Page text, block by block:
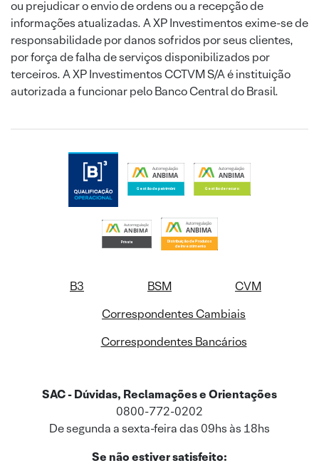
ou prejudicar o envio de ordens ou a recepção de
informações atualizadas. A XP Investimentos exime-se de
responsabilidade por danos sofridos por seus clientes,
por força de falha de serviços disponibilizados por
terceiros. A XP Investimentos CCTVM S/A é instituição
autorizada a funcionar pelo Banco Central do Brasil.
B3 BSM
CVM
Correspondentes Cambiais
Correspondentes Bancários
SAC - Dúvidas, Reclamações e Orientações
0800-772-0202
De segunda a sexta-feira das 09hs às 18hs
Se não estiver satisfeito: